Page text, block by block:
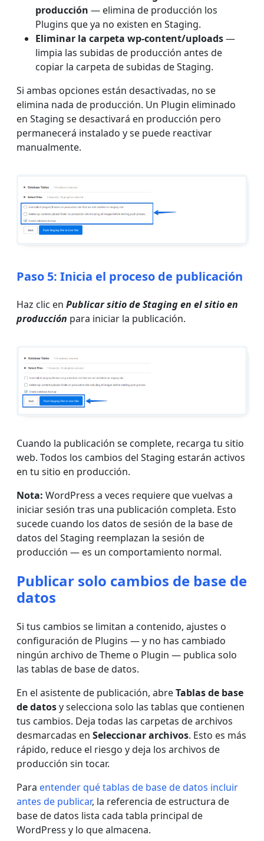
producción — elimina de producción los
Plugins que ya no existen en Staging.
Eliminar la carpeta wp-content/uploads—
limpia las subidas de producción antes de
copiar la carpeta de subidas de Staging.
Si ambas opciones están desactivadas, no se
elimina nada de producción. Un Plugin eliminado
en Staging se desactivará en producción pero
permanecerá instalado y se puede reactivar
manualmente.
Paso 5: Inicia el proceso de publicación
Haz clic en Publicar sitio de Staging en el sitio en
producción para iniciar la publicación.
Cuando la publicación se complete, recarga tu sitio
web. Todos los cambios del Staging estarán activos
en tu sitio en producción.
Nota: WordPress a veces requiere que vuelvas a
iniciar sesión tras una publicación completa. Esto
sucede cuando los datos de sesión de la base de
datos del Staging reemplazan la sesión de
producción — es un comportamiento normal.
Publicar solo cambios de base de
datos
Si tus cambios se limitan a contenido, ajustes o
configuración de Plugins — y no has cambiado
ningún archivo de Theme o Plugin — publica solo
las tablas de base de datos.
En el asistente de publicación, abreTablas de base
de datosy selecciona solo las tablas que contienen
tus cambios. Deja todas las carpetas de archivos
desmarcadas en Seleccionar archivos. Esto es más
rápido, reduce el riesgo y deja los archivos de
producción sin tocar.
Para entender qué tablas de base de datos incluir
antes de publicar, la referencia de estructura de
base de datos lista cada tabla principal de
WordPress y lo que almacena.